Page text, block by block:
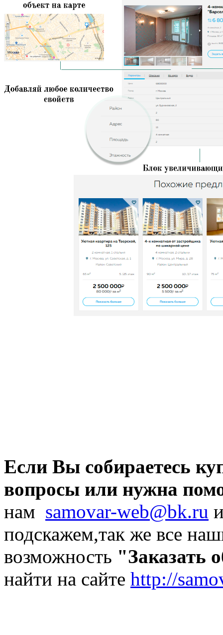
Если Вы собираетесь
вопросы или нужна
нам samovar-web@bk.ru
подскажем,так же все
возможность "Заказать
найти на сайте http://